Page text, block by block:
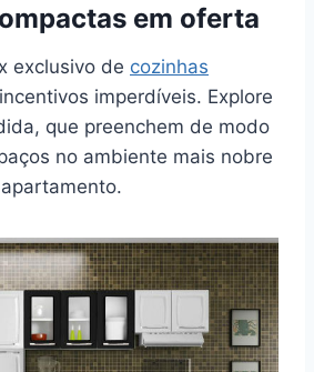
em oferta
exclusivo de cozinhas
imperdíveis. Explore
que preenchem de modo
no ambiente mais nobre